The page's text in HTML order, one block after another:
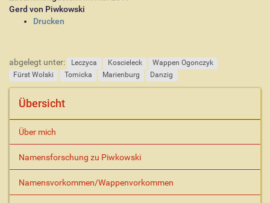
Gerd von Piwkowski
l
t
e
Drucken
abgelegt unter: Leczyca Koscieleck
Wappen Ogonczyk
Fürst Wolski
Tomicka Marienburg Danzig
Übersicht
Über mich
Namensforschung zu Piwkowski
Namensvorkommen/Wappenvorkommen